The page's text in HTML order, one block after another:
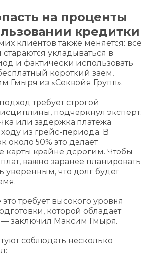
на проценты
кредитки
клиентов также меняется: всё
укладываться в
и фактически использовать
короткий заем,
Гмыря из «Секвойя Групп».
требует строгой
подчеркнул эксперт.
или задержка платежа
из грейс-периода. В
около 50% это делает
карты крайне дорогим. Чтобы
важно заранее планировать
уверенным, что долг будет
требует высокого уровня
которой обладает
заключил Максим Гмыря.
соблюдать несколько